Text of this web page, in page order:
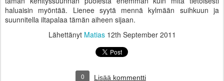
haluaisin myöntää. Lienee syytä mennä kylmään suihkuun ja
suunnitella iltapalaa tämän aiheen sijaan.
Lähettänyt Matias 12th September 2011
0 Lisää kommentti